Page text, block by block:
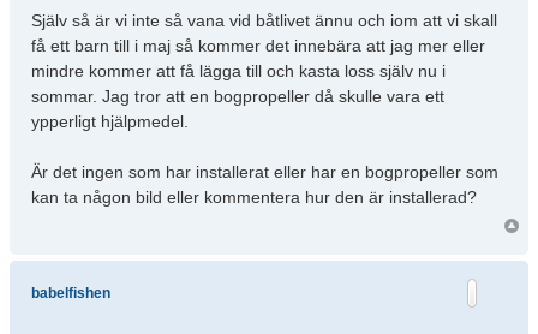
Själv så är vi inte så vana vid båtlivet ännu och iom att vi skall
få ett barn till i maj så kommer det innebära att jag mer eller
mindre kommer att få lägga till och kasta loss själv nu i
sommar. Jag tror att en bogpropeller då skulle vara ett
ypperligt hjälpmedel.
Är det ingen som har installerat eller har en bogpropeller som
kan ta någon bild eller kommentera hur den är installerad?
babelfishen